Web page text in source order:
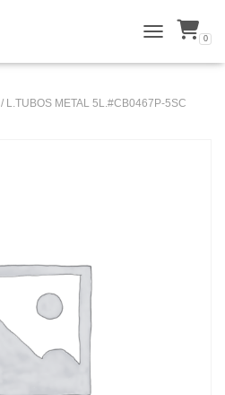
ALTERNAR
0
/ L.TUBOS METAL 5L.#CB0467P-5SC